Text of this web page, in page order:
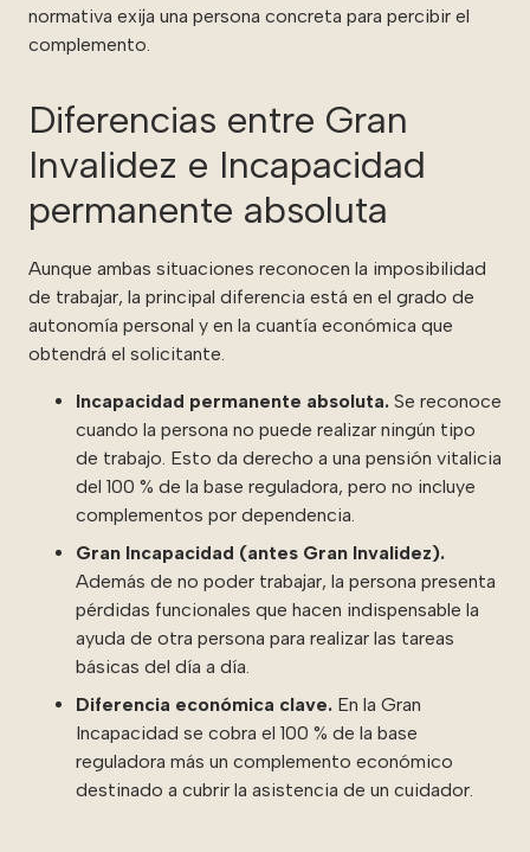
normativa exija una persona concreta para percibir el
complemento.
Diferencias entre Gran
Invalidez e Incapacidad
permanente absoluta
Aunque ambas situaciones reconocen la imposibilidad
de trabajar, la principal diferencia está en el grado de
autonomía personal y en la cuantía económica que
obtendrá el solicitante.
Incapacidad permanente absoluta. Se reconoce
cuando la persona no puede realizar ningún tipo
de trabajo. Esto da derecho a una pensión vitalicia
del 100 % de la base reguladora, pero no incluye
complementos por dependencia.
Gran Incapacidad (antes Gran Invalidez).
Además de no poder trabajar, la persona presenta
pérdidas funcionales que hacen indispensable la
ayuda de otra persona para realizar las tareas
básicas del día a día.
Diferencia económica clave. En la Gran
Incapacidad se cobra el 100 % de la base
reguladora más un complemento económico
destinado a cubrir la asistencia de un cuidador.